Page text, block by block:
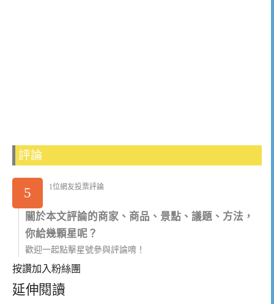
評論
5 1位網友投票評論
關於本文評論的商家、商品、景點、議題、方法，
你給幾顆星呢？
歡迎一起點擊星號參與評論唷！
按讚加入粉絲團
延伸閱讀